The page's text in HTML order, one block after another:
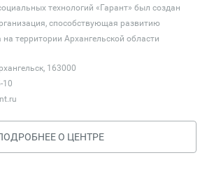
технологий «Гарант» был создан
способствующая развитию
территории Архангельской области
163000
10
О ЦЕНТРЕ